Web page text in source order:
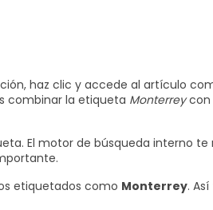
haz clic y accede al artículo
combinar la etiqueta Monterreycon
El motor de búsqueda interno te
etiquetados como Monterrey.